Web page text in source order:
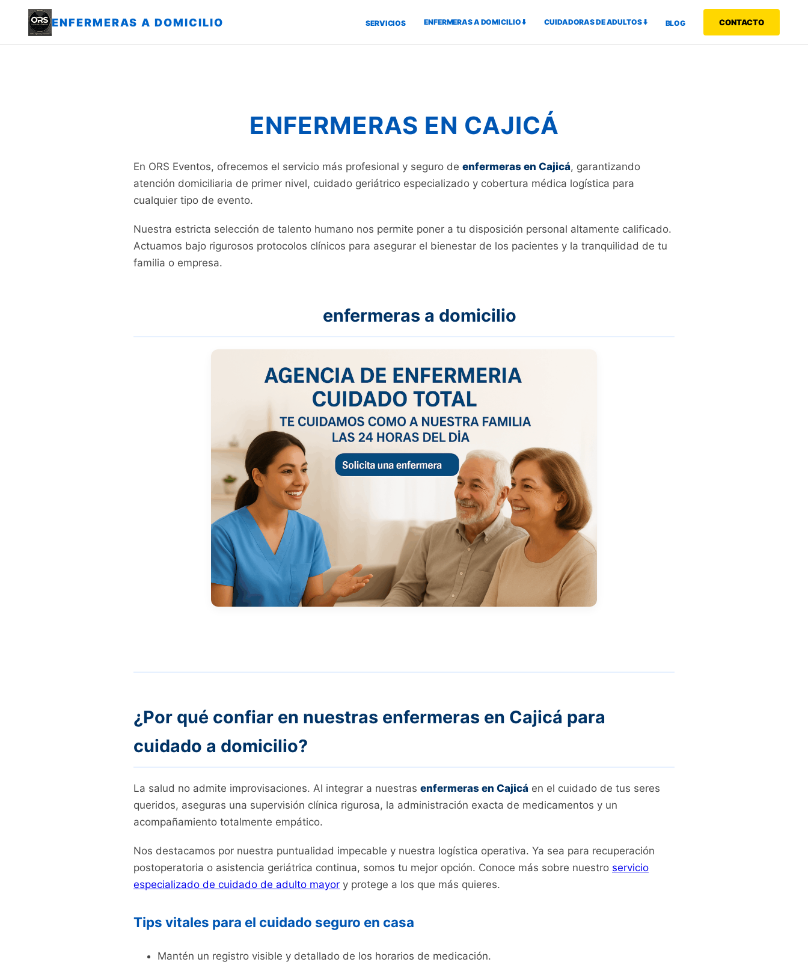
ENFERMERAS A DOMICILIO SERVICIOS ENFERMERAS A DOMICILIO ⬇️ CUIDADORAS DE ADULTOS ⬇️ BLOG CONTACTO
ENFERMERAS EN CAJICÁ
En ORS Eventos, ofrecemos el servicio más profesional y seguro de enfermeras en Cajicá, garantizando
atención domiciliaria de primer nivel, cuidado geriátrico especializado y cobertura médica logística para
cualquier tipo de evento.
Nuestra estricta selección de talento humano nos permite poner a tu disposición personal altamente calificado.
Actuamos bajo rigurosos protocolos clínicos para asegurar el bienestar de los pacientes y la tranquilidad de tu
familia o empresa.
enfermeras a domicilio
¿Por qué confiar en nuestras enfermeras en Cajicá para
cuidado a domicilio?
La salud no admite improvisaciones. Al integrar a nuestras enfermeras en Cajicá en el cuidado de tus seres
queridos, aseguras una supervisión clínica rigurosa, la administración exacta de medicamentos y un
acompañamiento totalmente empático.
Nos destacamos por nuestra puntualidad impecable y nuestra logística operativa. Ya sea para recuperación
postoperatoria o asistencia geriátrica continua, somos tu mejor opción. Conoce más sobre nuestro servicio
especializado de cuidado de adulto mayor y protege a los que más quieres.
Tips vitales para el cuidado seguro en casa
Mantén un registro visible y detallado de los horarios de medicación.